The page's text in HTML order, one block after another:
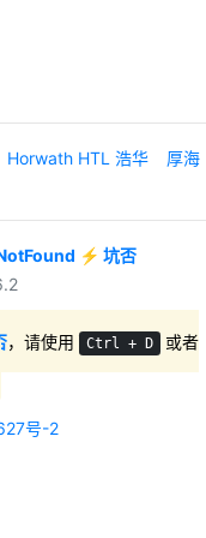
Horwath HTL 浩华
厚海
⚡️ 坑否
，请使用 Ctrl + D 或者
号-2